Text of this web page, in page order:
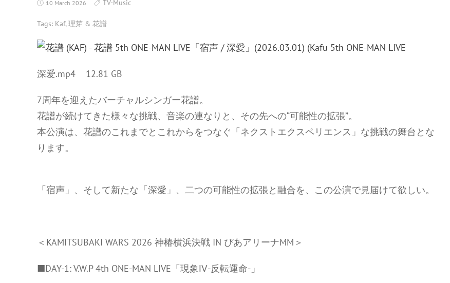
10 March 2026 TV-Music
Tags: Kaf,理芽 & 花譜
深爱.mp4 12.81 GB
7周年を迎えたバーチャルシンガー花譜。
花譜が続けてきた様々な挑戦、音楽の連なりと、その先への“可能性の拡張”。
本公演は、花譜のこれまでとこれからをつなぐ「ネクストエクスペリエンス」な挑戦の舞台とな
ります。
「宿声」、そして新たな「深愛」、二つの可能性の拡張と融合を、この公演で見届けて欲しい。
＜KAMITSUBAKI WARS 2026 神椿横浜決戦 IN ぴあアリーナMM＞
■DAY-1: V.W.P 4th ONE-MAN LIVE「現象Ⅳ-反転運命-」